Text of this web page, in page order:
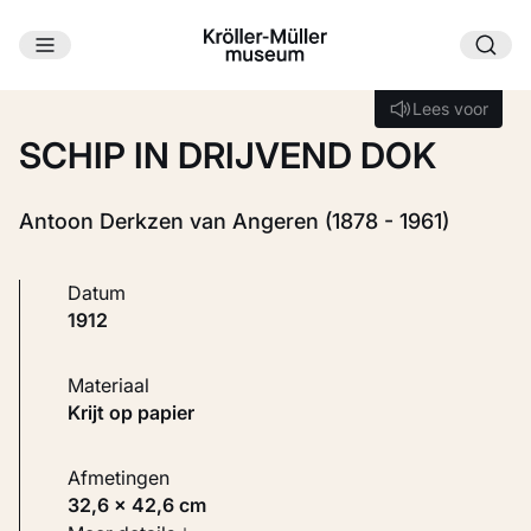
Ga naar hoofdinhoud
Lees voor
Lees voor
SCHIP IN DRIJVEND DOK
Antoon Derkzen van Angeren (1878 - 1961)
Datum
1912
Materiaal
Krijt op papier
Afmetingen
32,6 × 42,6 cm